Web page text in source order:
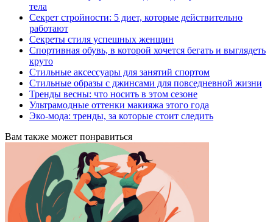
тела
Секрет стройности: 5 диет, которые действительно
работают
Секреты стиля успешных женщин
Спортивная обувь, в которой хочется бегать и выглядеть
круто
Стильные аксессуары для занятий спортом
Стильные образы с джинсами для повседневной жизни
Тренды весны: что носить в этом сезоне
Ультрамодные оттенки макияжа этого года
Эко-мода: тренды, за которые стоит следить
Вам также может понравиться